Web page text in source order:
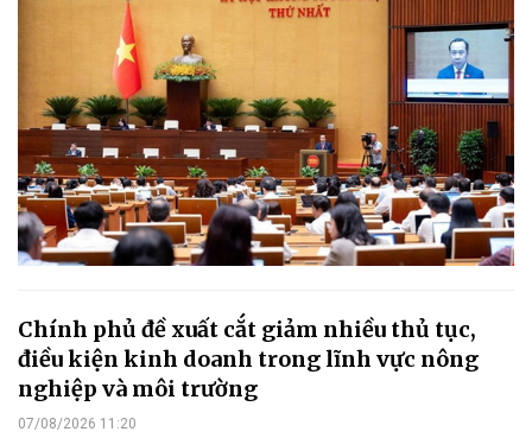
Chính phủ đề xuất cắt giảm nhiều thủ tục,
điều kiện kinh doanh trong lĩnh vực nông
nghiệp và môi trường
07/08/2026 11:20